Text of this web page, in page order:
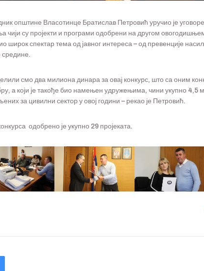
општине Власотинце Братислав Петровић уручио је
чији су пројекти и програми одобрени на другом овогодишњем
широк спектар тема од јавног интереса – од превенције
средине.
смо два милиона динара за овај конкурс, што са оним
а који је такође био намењен удружењима, чини укупно 4,5
за цивилни сектор у овој години – рекао је Петровић.
одобрено је укупно 29 пројеката.